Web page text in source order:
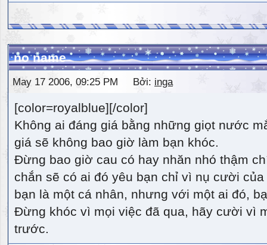
no name
May 17 2006, 09:25 PM Bởi: inga
[color=royalblue][/color]
Không ai đáng giá bằng những giọt nước
giá sẽ không bao giờ làm bạn khóc.
Đừng bao giờ cau có hay nhăn nhó thậm
chắn sẽ có ai đó yêu bạn chỉ vì nụ cười
bạn là một cá nhân, nhưng với một ai đó,
Đừng khóc vì mọi việc đã qua, hãy cười vì
trước.